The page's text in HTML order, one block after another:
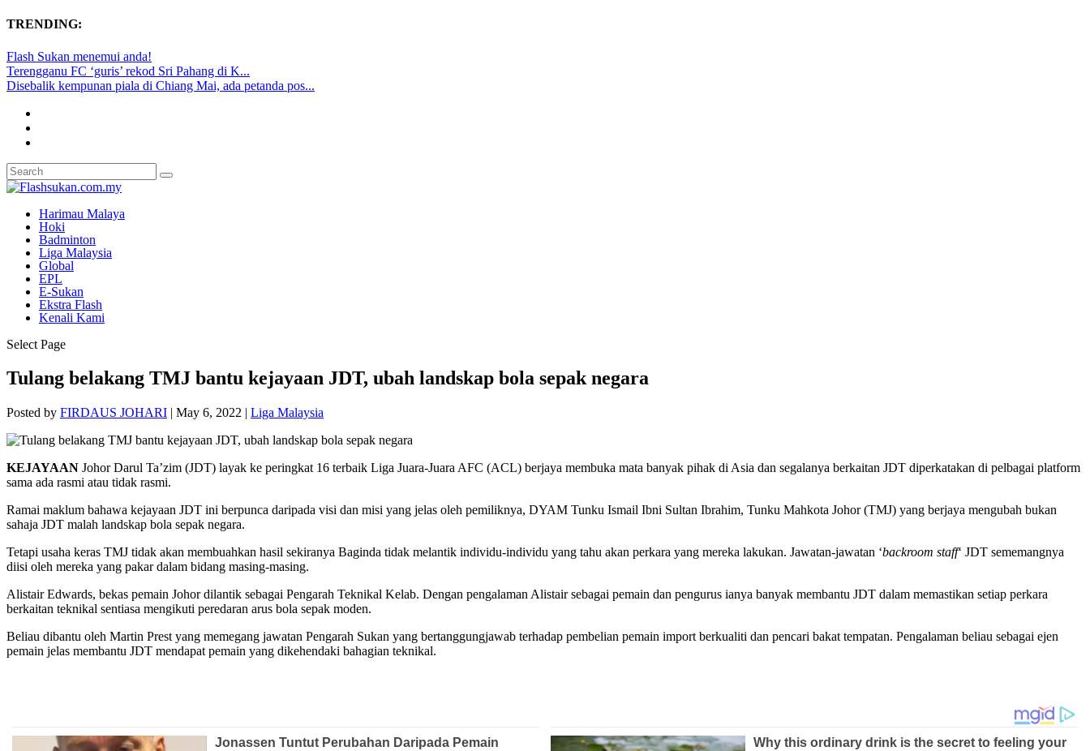
TRENDING:
Flash Sukan menemui anda!
Terengganu FC ‘guris’ rekod Sri Pahang di K...
Disebalik kempunan piala di Chiang Mai, ada petanda pos...
Harimau Malaya
Hoki
Badminton
Liga Malaysia
Global
EPL
E-Sukan
Ekstra Flash
Kenali Kami
Select Page
Tulang belakang TMJ bantu kejayaan JDT, ubah landskap bola sepak negara
Posted by FIRDAUS JOHARI | May 6, 2022 | Liga Malaysia
KEJAYAAN Johor Darul Ta’zim (JDT) layak ke peringkat 16 terbaik Liga Juara-Juara AFC (ACL) berjaya membuka mata banyak pihak di Asia dan segalanya berkaitan JDT diperkatakan di pelbagai platform
sama ada rasmi atau tidak rasmi.
Ramai maklum bahawa kejayaan JDT ini berpunca daripada visi dan misi yang jelas oleh pemiliknya, DYAM Tunku Ismail Ibni Sultan Ibrahim, Tunku Mahkota Johor (TMJ) yang berjaya mengubah bukan
sahaja JDT malah landskap bola sepak negara.
Tetapi usaha keras TMJ tidak akan membuahkan hasil sekiranya Baginda tidak melantik individu-individu yang tahu akan perkara yang mereka lakukan. Jawatan-jawatan ‘backroom staff‘ JDT sememangnya
diisi oleh mereka yang pakar dalam bidang masing-masing.
Alistair Edwards, bekas pemain Johor dilantik sebagai Pengarah Teknikal Kelab. Dengan pengalaman Alistair sebagai pemain dan pengurus ianya banyak membantu JDT dalam memastikan setiap perkara
berkaitan teknikal sentiasa mengikuti peredaran arus bola sepak moden.
Beliau dibantu oleh Martin Prest yang memegang jawatan Pengarah Sukan yang bertanggungjawab terhadap pembelian pemain import berkualiti dan pencari bakat tempatan. Pengalaman beliau sebagai ejen
pemain jelas membantu JDT mendapat pemain yang dikehendaki bahagian teknikal.